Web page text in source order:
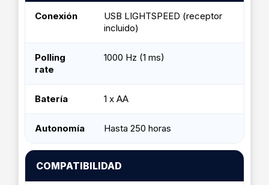
Conexión
USB LIGHTSPEED (receptor
incluido)
Polling
rate
1000 Hz (1 ms)
Batería 1 x AA
Autonomía Hasta 250 horas
COMPATIBILIDAD